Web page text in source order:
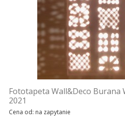
Fototapeta Wall&Deco Burana
2021
Cena od: na zapytanie